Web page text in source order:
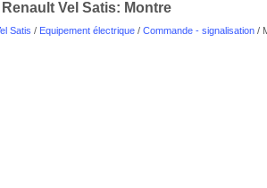
Vel Satis: Montre
Satis / Equipement électrique / Commande - signalisation /